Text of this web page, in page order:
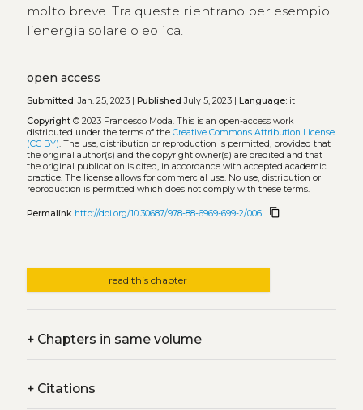
molto breve. Tra queste rientrano per esempio
l’energia solare o eolica.
open access
Submitted:Jan. 25, 2023 | Published July 5, 2023 | Language:it
Copyright© 2023 Francesco Moda. This is an open-access work
distributed under the terms of the Creative Commons Attribution License
(CC BY). The use, distribution or reproduction is permitted, provided that
the original author(s) and the copyright owner(s) are credited and that
the original publication is cited, in accordance with accepted academic
practice. The license allows for commercial use. No use, distribution or
reproduction is permitted which does not comply with these terms.
Permalink http://doi.org/10.30687/978-88-6969-699-2/006 content_copy
read this chapter
+Chapters in same volume
+Citations